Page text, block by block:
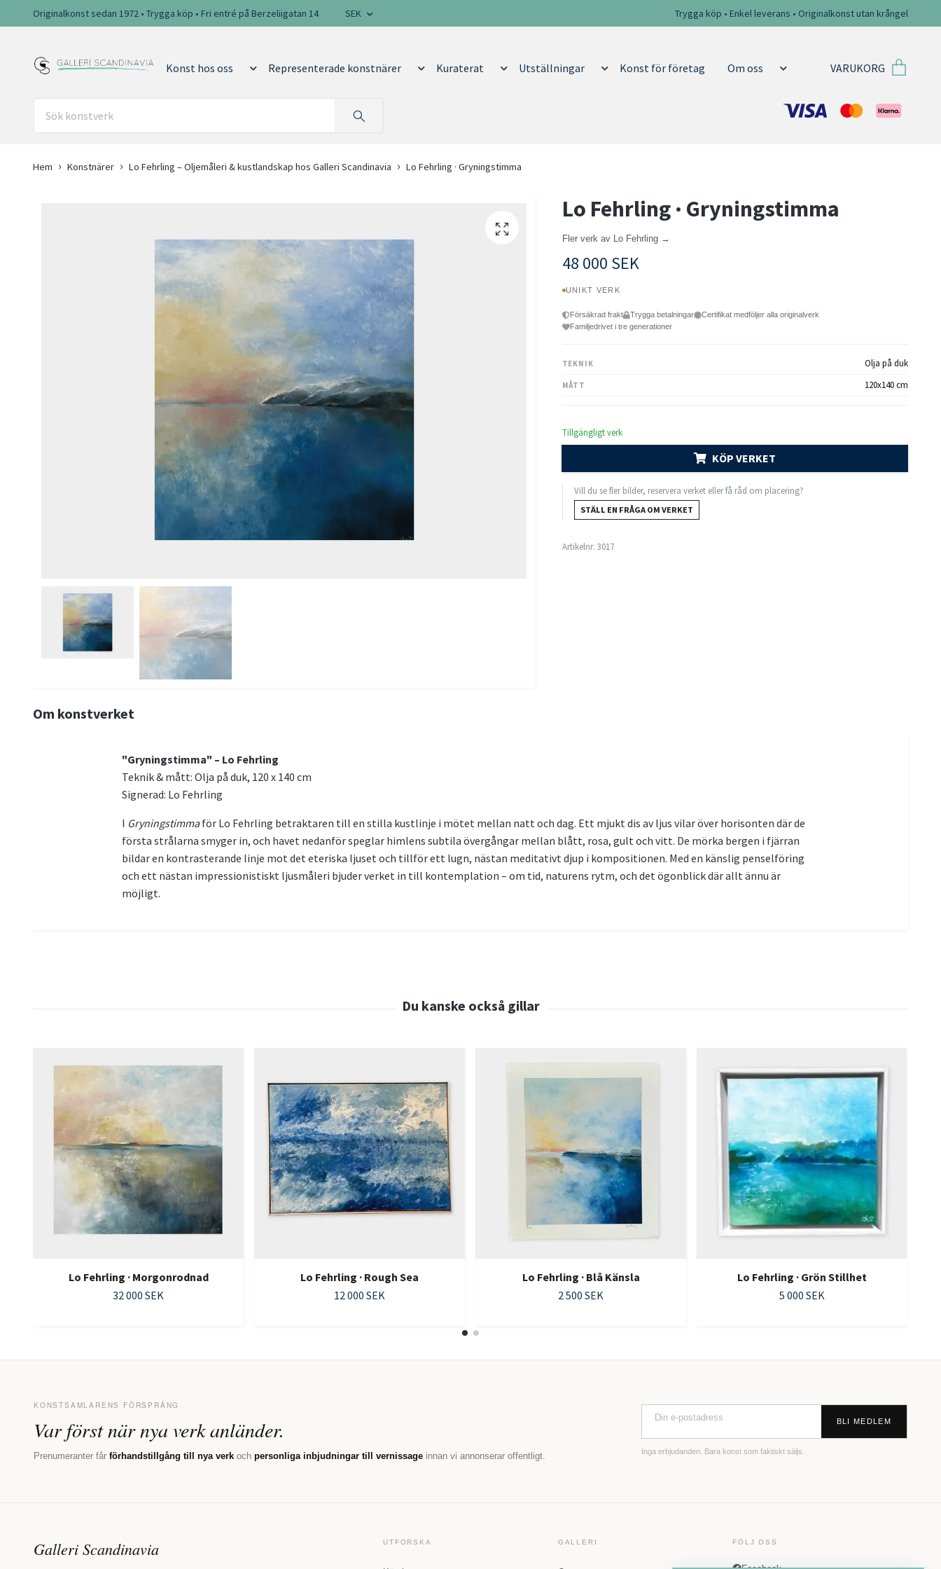
Originalkonst sedan 1972 • Trygga köp • Fri entré på Berzeliigatan 14 SEK Trygga köp • Enkel leverans • Originalkonst utan krångel
Konst hos oss Representerade konstnärer Kuraterat Utställningar Konst för företag Om oss VARUKORG
Hem Konstnärer Lo Fehrling – Oljemåleri & kustlandskap hos Galleri Scandinavia Lo Fehrling · Gryningstimma
Lo Fehrling · Gryningstimma
Fler verk av Lo Fehrling →
48 000 SEK
UNIKT VERK
Försäkrad frakt Trygga betalningar
Certifikat medföljer alla originalverk
Familjedrivet i tre generationer
TEKNIK Olja på duk
MÅTT 120x140 cm
Tillgängligt verk
KÖP VERKET
Vill du se fler bilder, reservera verket eller få råd om placering?
STÄLL EN FRÅGA OM VERKET
Artikelnr: 3017
Om konstverket
"Gryningstimma" – Lo Fehrling
Teknik & mått: Olja på duk, 120 x 140 cm
Signerad: Lo Fehrling
I Gryningstimmaför Lo Fehrling betraktaren till en stilla kustlinje i mötet mellan natt och dag. Ett mjukt dis av ljus vilar över horisonten där de
första strålarna smyger in, och havet nedanför speglar himlens subtila övergångar mellan blått, rosa, gult och vitt. De mörka bergen i fjärran
bildar en kontrasterande linje mot det eteriska ljuset och tillför ett lugn, nästan meditativt djup i kompositionen. Med en känslig penselföring
och ett nästan impressionistiskt ljusmåleri bjuder verket in till kontemplation – om tid, naturens rytm, och det ögonblick där allt ännu är
möjligt.
Lo Fehrling · Morgonrodnad
32 000 SEK
Lo Fehrling · Rough Sea
12 000 SEK
Lo Fehrling · Blå Känsla
2 500 SEK
Lo Fehrling · Grön Stillhet
5 000 SEK
KONSTSAMLARENS FÖRSPRÅNG
Var först när nya verk anländer.
Prenumeranter får förhandstillgång till nya verk och personliga inbjudningar till vernissage innan vi annonserar offentligt.
BLI MEDLEM
Inga erbjudanden. Bara konst som faktiskt säljs.
Galleri Scandinavia UTFORSKA GALLERI FÖLJ OSS